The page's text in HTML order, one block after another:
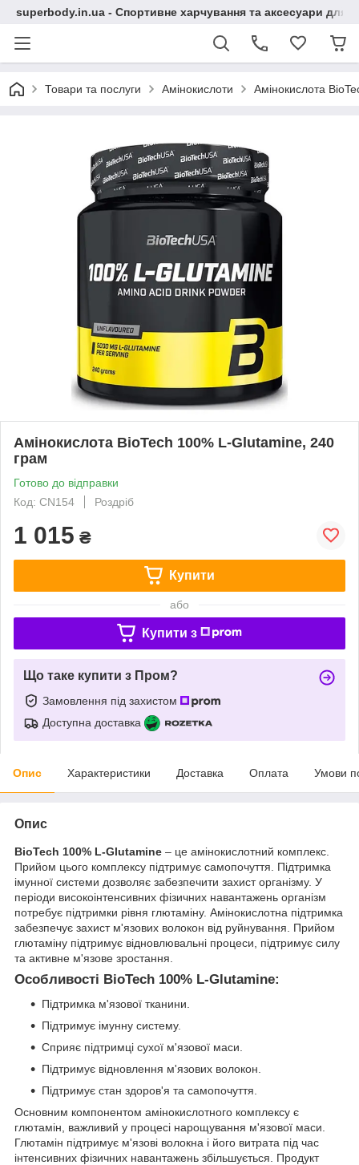
superbody.in.ua - Спортивне харчування та аксесуари для
Товари та послуги Амінокислоти Амінокислота
Амінокислота BioTech 100% L-Glutamine, 240
грам
Готово до відправки
Код: CN154
Роздріб
1 015 ₴
Купити
або
Купити з
Що таке купити з Пром?
Замовлення під захистом
Доступна доставка
Опис Характеристики Доставка Оплата Умови
Опис
BioTech 100% L-Glutamine – це амінокислотний комплекс.
Прийом цього комплексу підтримує самопочуття. Підтримка
імунної системи дозволяє забезпечити захист організму. У
періоди високоінтенсивних фізичних навантажень організм
потребує підтримки рівня глютаміну. Амінокислотна підтримка
забезпечує захист м'язових волокон від руйнування. Прийом
глютаміну підтримує відновлювальні процеси, підтримує силу
та активне м'язове зростання.
Особливості BioTech 100% L-Glutamine:
Підтримка м'язової тканини.
Підтримує імунну систему.
Сприяє підтримці сухої м'язової маси.
Підтримує відновлення м'язових волокон.
Підтримує стан здоров'я та самопочуття.
Основним компонентом амінокислотного комплексу є
глютамін, важливий у процесі нарощування м'язової маси.
Глютамін підтримує м'язові волокна і його витрата під час
інтенсивних фізичних навантажень збільшується. Продукт